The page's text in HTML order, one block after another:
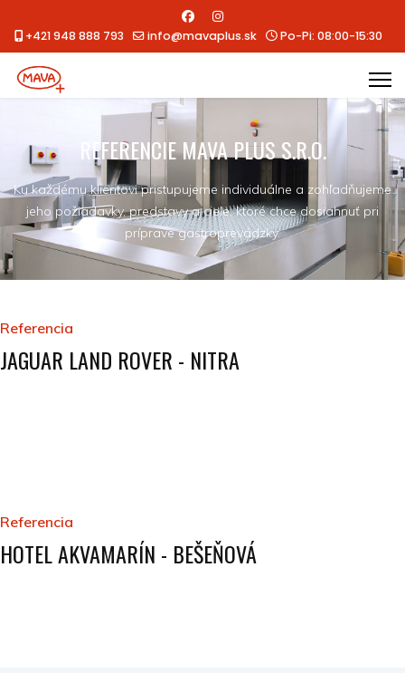
+421 948 888 793 info@mavaplus.sk Po-Pi: 08:00-15:30
REFERENCIE MAVA PLUS S.R.O.
Ku každému klientovi pristupujeme individuálne a zohľadňujeme
jeho požiadavky, predstavy a ciele, ktoré chce dosiahnuť pri
príprave gastroprevádzky.
Referencia
JAGUAR LAND ROVER - NITRA
Referencia
HOTEL AKVAMARÍN - BEŠEŇOVÁ